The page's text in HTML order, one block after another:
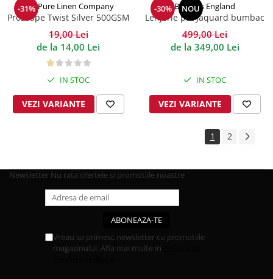
-31%
The Pure Linen Company
Prosoape Twist Silver 500GSM
19,00 Lei
de la 14,00 Lei
IN STOC
VEZI VARIANTE
-30% NOU
Behrens England
Lenjerie pat Jaquard bumbac
400TC Damask - Alb
499,00 Lei
de la 349,00 Lei
IN STOC
VEZI VARIANTE
1 2
Newsletter Nu rata ofertele si promotiile noastre
Vreau sa primesc newsletter cu promotiile
magazinului. Afla mai multe in